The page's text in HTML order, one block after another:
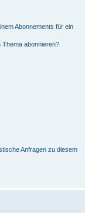
Abonnements für ein
abonnieren?
Anfragen zu diesem